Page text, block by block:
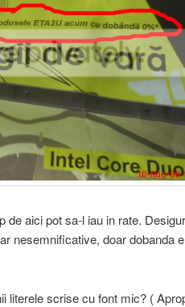
de aici pot sa-l iau in rate.
nesemnificative, doar dobanda
literele scrise cu font mic? (